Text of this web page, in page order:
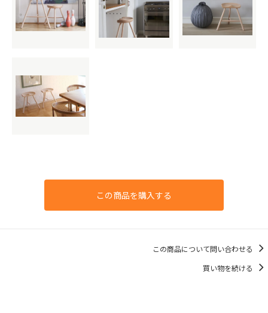
この商品を購入する
この商品について問い合わせる
買い物を続ける